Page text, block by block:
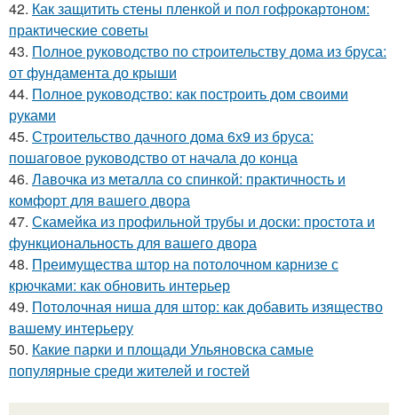
42. Как защитить стены пленкой и пол гофрокартоном:
практические советы
43. Полное руководство по строительству дома из бруса:
от фундамента до крыши
44. Полное руководство: как построить дом своими
руками
45. Строительство дачного дома 6х9 из бруса:
пошаговое руководство от начала до конца
46. Лавочка из металла со спинкой: практичность и
комфорт для вашего двора
47. Скамейка из профильной трубы и доски: простота и
функциональность для вашего двора
48. Преимущества штор на потолочном карнизе с
крючками: как обновить интерьер
49. Потолочная ниша для штор: как добавить изящество
вашему интерьеру
50. Какие парки и площади Ульяновска самые
популярные среди жителей и гостей